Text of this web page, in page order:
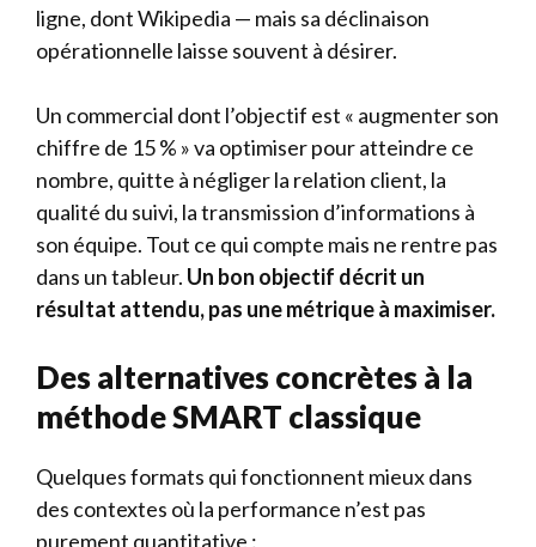
ligne, dont Wikipedia — mais sa déclinaison
opérationnelle laisse souvent à désirer.
Un commercial dont l’objectif est « augmenter son
chiffre de 15 % » va optimiser pour atteindre ce
nombre, quitte à négliger la relation client, la
qualité du suivi, la transmission d’informations à
son équipe. Tout ce qui compte mais ne rentre pas
dans un tableur. Un bon objectif décrit un
résultat attendu, pas une métrique à maximiser.
Des alternatives concrètes à la
méthode SMART classique
Quelques formats qui fonctionnent mieux dans
des contextes où la performance n’est pas
purement quantitative :